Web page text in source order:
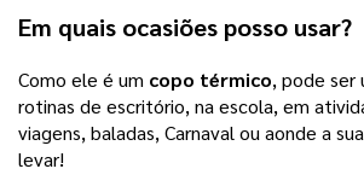
Em quais ocasiões posso usar?
Como ele é um copo térmico, pode ser
rotinas de escritório, na escola, em
viagens, baladas, Carnaval ou aonde a
levar!